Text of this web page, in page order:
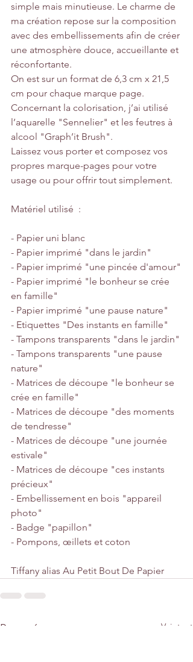
simple mais minutieuse. Le charme de
ma création repose sur la composition
avec des embellissements afin de créer
une atmosphère douce, accueillante et
réconfortante.
On est sur un format de 6,3 cm x 21,5
cm pour chaque marque page.
Concernant la colorisation, j’ai utilisé
l’aquarelle "Sennelier" et les feutres à
alcool "Graph’it Brush".
Laissez vous porter et composez vos
propres marque-pages pour votre
usage ou pour offrir tout simplement.
Matériel utilisé  :
- Papier uni blanc
- Papier imprimé "dans le jardin"
- Papier imprimé "une pincée d'amour"
- Papier imprimé "le bonheur se crée
en famille"
- Papier imprimé "une pause nature"
- Etiquettes "Des instants en famille"
- Tampons transparents "dans le jardin"
- Tampons transparents "une pause
nature"
- Matrices de découpe "le bonheur se
crée en famille"
- Matrices de découpe "des moments
de tendresse"
- Matrices de découpe "une journée
estivale"
- Matrices de découpe "ces instants
précieux"
- Embellissement en bois "appareil
photo"
- Badge "papillon"
- Pompons, œillets et coton
Tiffany alias Au Petit Bout De Papier
Posts récents Voir tout